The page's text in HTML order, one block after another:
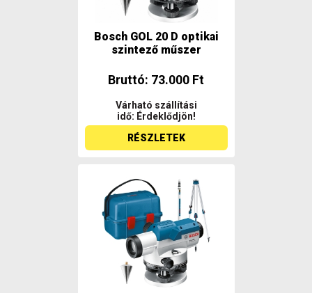
Bosch GOL 20 D optikai
szintező műszer
Bruttó: 73.000 Ft
Várható szállítási
idő: Érdeklődjön!
RÉSZLETEK